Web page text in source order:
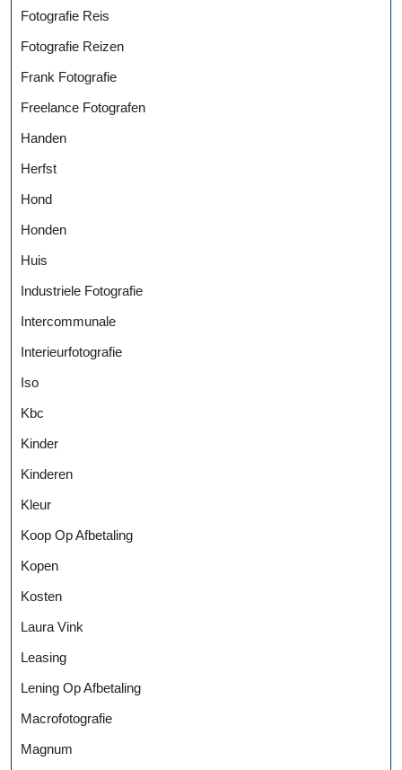
Fotografie Reis
Fotografie Reizen
Frank Fotografie
Freelance Fotografen
Handen
Herfst
Hond
Honden
Huis
Industriele Fotografie
Intercommunale
Interieurfotografie
Iso
Kbc
Kinder
Kinderen
Kleur
Koop Op Afbetaling
Kopen
Kosten
Laura Vink
Leasing
Lening Op Afbetaling
Macrofotografie
Magnum